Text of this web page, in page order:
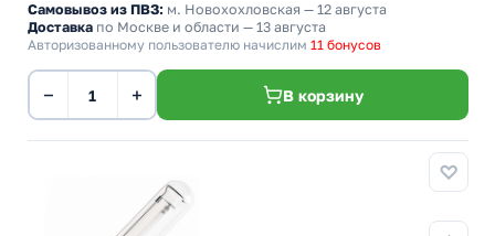
Самовывоз из ПВЗ: м. Новохохловская — 12 августа
Доставка по Москве и области — 13 августа
Авторизованному пользователю начислим 11 бонусов
− + В корзину